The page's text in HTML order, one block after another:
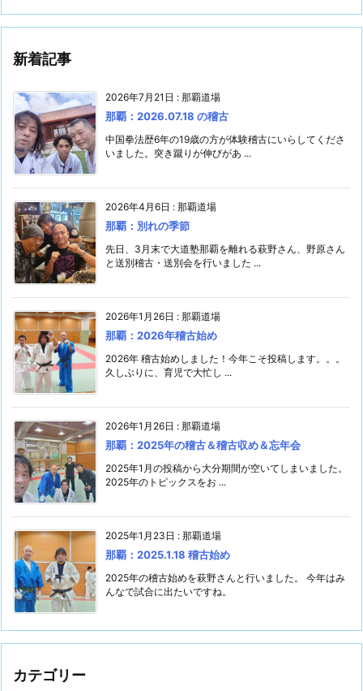
新着記事
2026年7月21日 : 那覇道場
那覇：2026.07.18 の稽古
中国拳法歴6年の19歳の方が体験稽古にいらしてくださ
いました。突き蹴りが伸びがあ ...
2026年4月6日 : 那覇道場
那覇：別れの季節
先日、3月末で大道塾那覇を離れる萩野さん、野原さん
と送別稽古・送別会を行いました ...
2026年1月26日 : 那覇道場
那覇：2026年稽古始め
2026年 稽古始めしました！今年こそ投稿します。。。
久しぶりに、育児で大忙し ...
2026年1月26日 : 那覇道場
那覇：2025年の稽古＆稽古収め＆忘年会
2025年1月の投稿から大分期間が空いてしまいました。
2025年のトピックスをお ...
2025年1月23日 : 那覇道場
那覇：2025.1.18 稽古始め
2025年の稽古始めを萩野さんと行いました。 今年はみ
んなで試合に出たいですね。
カテゴリー